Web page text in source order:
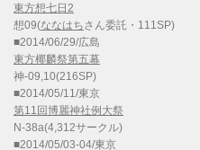
東方想七日2
想09(ななはちさん委託・111SP)
■2014/06/29/広島
東方椰麟祭第五幕
神-09,10(216SP)
■2014/05/11/東京
第11回博麗神社例大祭
N-38a(4,312サークル)
■2014/05/03-04/東京